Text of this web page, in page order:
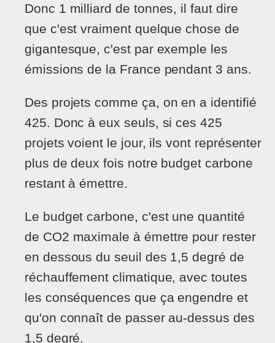
Donc 1 milliard de tonnes, il faut dire
que c'est vraiment quelque chose de
gigantesque, c'est par exemple les
émissions de la France pendant 3 ans.
Des projets comme ça, on en a identifié
425. Donc à eux seuls, si ces 425
projets voient le jour, ils vont représenter
plus de deux fois notre budget carbone
restant à émettre.
Le budget carbone, c'est une quantité
de CO2 maximale à émettre pour rester
en dessous du seuil des 1,5 degré de
réchauffement climatique, avec toutes
les conséquences que ça engendre et
qu'on connaît de passer au-dessus des
1,5 degré.